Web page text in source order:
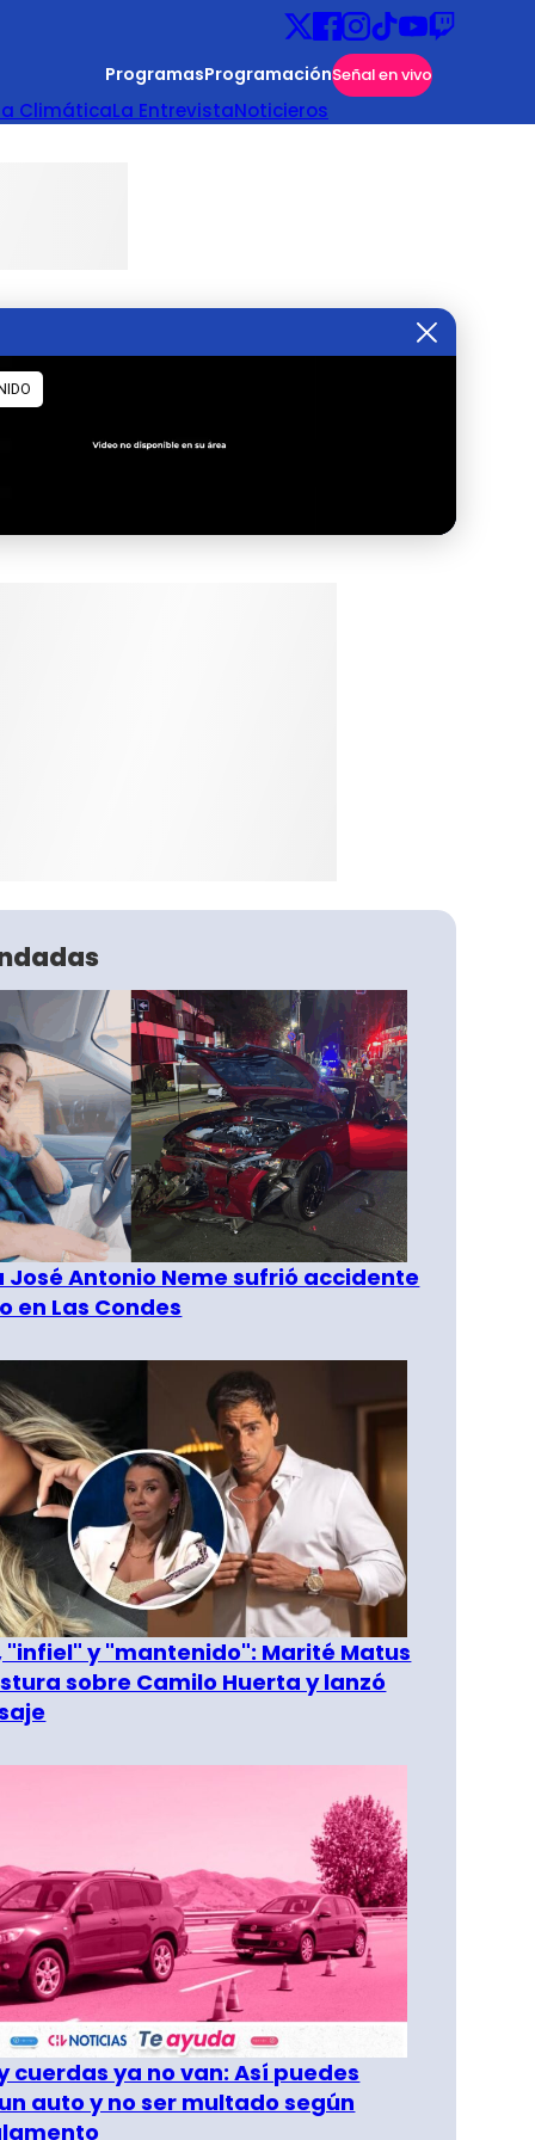
ProgramasProgramaciónSeñal en vivo
ClimáticaLa EntrevistaNoticieros
José Antonio Neme sufrió accidente
en Las Condes
"infiel" y "mantenido": Marité Matus
sobre Camilo Huerta y lanzó
cuerdas ya no van: Así puedes
auto y no ser multado según